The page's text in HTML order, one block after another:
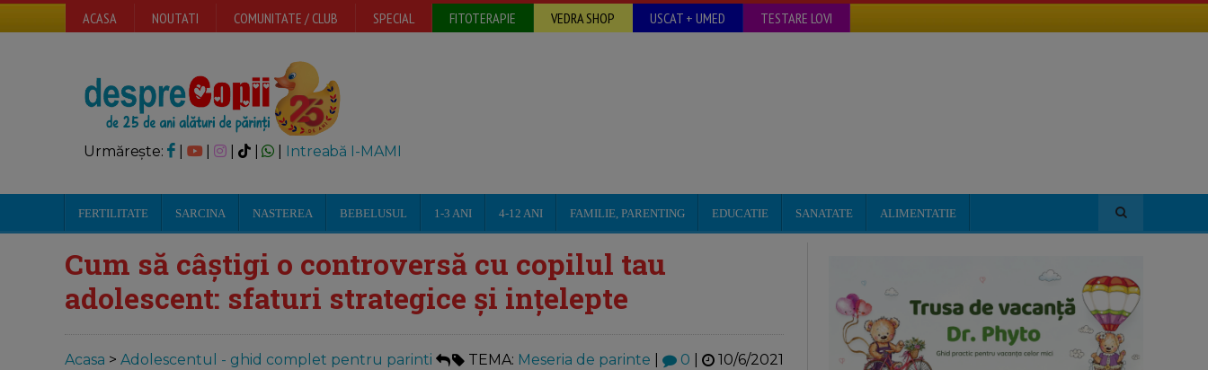
ACASA NOUTATI COMUNITATE / CLUB SPECIAL FITOTERAPIE VEDRA SHOP USCAT + UMED TESTARE LOVI
Urmărește: | | Intreabă I-MAMI
FERTILITATE SARCINA NASTEREA BEBELUSUL 1-3 ANI 4-12 ANI FAMILIE, PARENTING EDUCATIE SANATATE ALIMENTATIE
Cum să câștigi o controversă cu copilul tau
adolescent: sfaturi strategice și ințelepte
Acasa > Adolescentul - ghid complet pentru parinti TEMA: Meseria de parinte 0 10/6/2021